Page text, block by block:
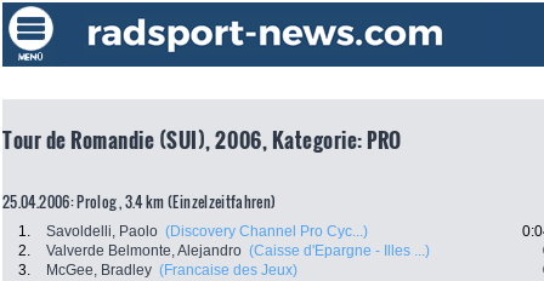
Tour de Romandie (SUI), 2006, Kategorie: PRO
25.04.2006: Prolog , 3.4 km (Einzelzeitfahren)
1. Savoldelli, Paolo (Discovery Channel Pro Cyc...)
2.
Valverde Belmonte, Alejandro (Caisse d'Epargne - Illes ...)
3.
McGee, Bradley (Francaise des Jeux)